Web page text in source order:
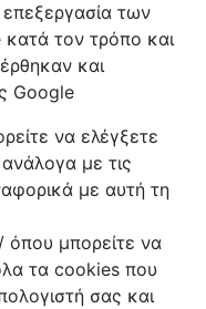
επεξεργασία των
τον τρόπο και
και
Google
να ελέγξετε
με τις
με αυτή τη
μπορείτε να
τα cookies που
σας και